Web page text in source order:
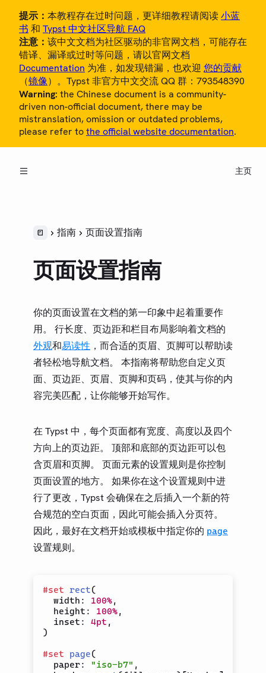
提示： 本教程存在过时问题，更详细教程请阅读小蓝
书 和 Typst 中文社区导航 FAQ
注意： 该中文文档为社区驱动的非官网文档，可能存在
错译、漏译或过时等问题，请以官网文档
Documentation 为准，如发现错漏，也欢迎 您的贡献
（镜像）。Typst 非官方中文交流 QQ 群：793548390
Warning: the Chinese document is a community-
driven non-official document, there may be
mistranslation, omission or outdated problems,
please refer tothe official website documentation.
主页
概览
教程
参考
页面设置指南
第三方包
路线图
术语表
指南 页面设置指南
页面设置指南
你的页面设置在文档的第一印象中起着重要作
用。 行长度、页边距和栏目布局影响着文档的
外观和易读性 ，而合适的页眉、页脚可以帮助读
者轻松地导航文档。 本指南将帮助您自定义页
面、页边距、页眉、页脚和页码，使其与你的内
容完美匹配，让你能够开始写作。
在 Typst 中，每个页面都有宽度、高度以及四个
方向上的页边距。 顶部和底部的页边距可以包
含页眉和页脚。 页面元素的设置规则是你控制
页面设置的地方。 如果你在这个设置规则中进
行了更改，Typst 会确保在之后插入一个新的符
合规范的空白页面，因此可能会插入分页符。
因此，最好在文档开始或模板中指定你的 page
设置规则。
#set rect(
  width
: 100%,
  height
: 100%,
  inset
: 4pt ,
)
#set page(
  paper
: "iso-b7" ,